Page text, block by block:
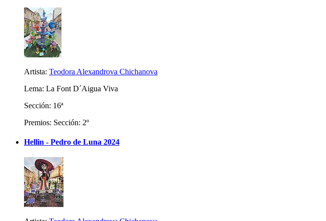
Artista: Teodora Alexandrova Chichanova
Lema: La Font D´Aigua Viva
Sección: 16ª
Premios: Sección: 2º
Hellin - Pedro de Luna 2024